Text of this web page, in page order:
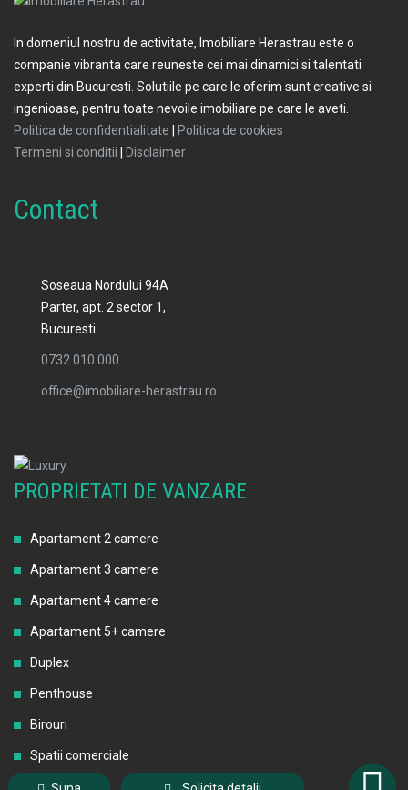
In domeniul nostru de activitate, Imobiliare Herastrau este o
companie vibranta care reuneste cei mai dinamici si talentati
experti din Bucuresti. Solutiile pe care le oferim sunt creative si
ingenioase, pentru toate nevoile imobiliare pe care le aveti.
Politica de confidentialitate
Politica de cookies
Termeni si conditii
Disclaimer
Contact
Soseaua Nordului 94A
Parter, apt. 2 sector 1,
Bucuresti
0732 010 000
office@imobiliare-herastrau.ro
PROPRIETATI DE VANZARE
Apartament 2 camere
Apartament 3 camere
Apartament 4 camere
Apartament 5+ camere
Duplex
Penthouse
Birouri
Spatii comerciale